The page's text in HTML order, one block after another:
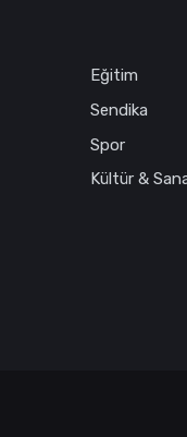
Eğitim
Sendika
Spor
Kültür &